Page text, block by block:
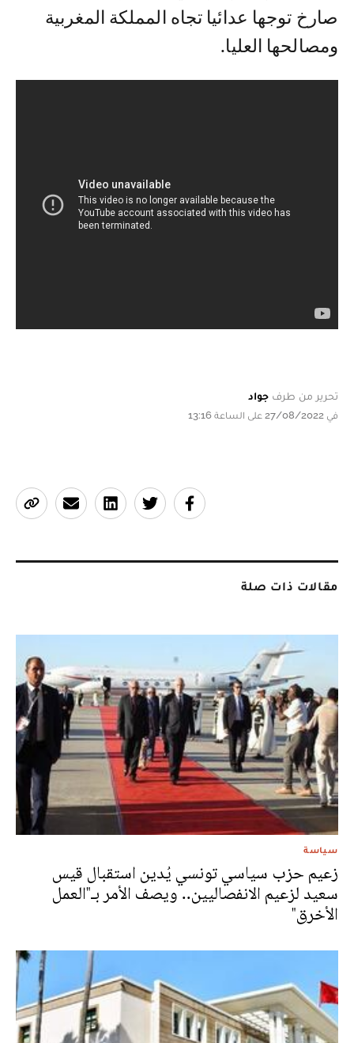
صارخ توجها عدائيا تجاه المملكة المغربية
ومصالحها العليا.
تحرير من طرف جواد
في 27/08/2022 على الساعة 13:16
مقالات ذات صلة
سياسة
زعيم حزب سياسي تونسي يُدين استقبال قيس
سعيد لزعيم الانفصاليين.. ويصف الأمر بـ"العمل
الأخرق"